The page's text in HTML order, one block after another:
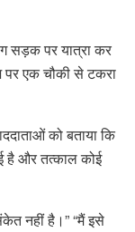
सड़क पर यात्रा कर
पर एक चौकी से टकरा
को बताया कि
है और तत्काल कोई
नहीं है।” “मैं इसे